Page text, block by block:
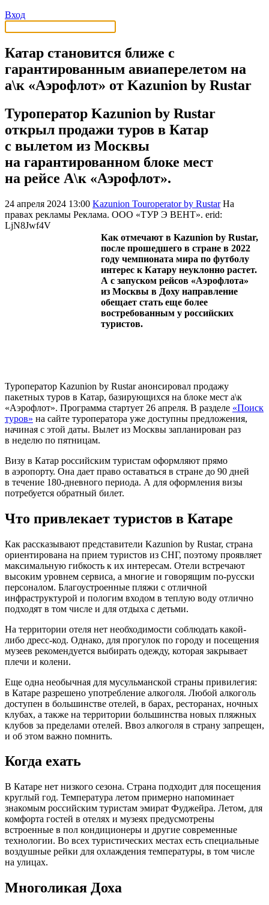
Вход
Катар становится ближе с
гарантированным авиаперелетом на
а\к «Аэрофлот» от Kazunion by Rustar
Туроператор Kazunion by Rustar
открыл продажи туров в Катар
с вылетом из Москвы
на гарантированном блоке мест
на рейсе А\к «Аэрофлот».
24 апреля 2024 13:00 Kazunion Touroperator by Rustar На
правах рекламы Реклама. ООО «ТУР Э ВЕНТ». erid:
LjN8Jwf4V
Как отмечают в Kazunion by Rustar,
после прошедшего в стране в 2022
году чемпионата мира по футболу
интерес к Катару неуклонно растет.
А с запуском рейсов «Аэрофлота»
из Москвы в Доху направление
обещает стать еще более
востребованным у российских
туристов.
Туроператор Kazunion by Rustar анонсировал продажу
пакетных туров в Катар, базирующихся на блоке мест а\к
«Аэрофлот». Программа стартует 26 апреля. В разделе «Поиск
туров» на сайте туроператора уже доступны предложения,
начиная с этой даты. Вылет из Москвы запланирован раз
в неделю по пятницам.
Визу в Катар российским туристам оформляют прямо
в аэропорту. Она дает право оставаться в стране до 90 дней
в течение 180-дневного периода. А для оформления визы
потребуется обратный билет.
Что привлекает туристов в Катаре
Как рассказывают представители Kazunion by Rustar, страна
ориентирована на прием туристов из СНГ, поэтому проявляет
максимальную гибкость к их интересам. Отели встречают
высоким уровнем сервиса, а многие и говорящим по-русски
персоналом. Благоустроенные пляжи с отличной
инфраструктурой и пологим входом в теплую воду отлично
подходят в том числе и для отдыха с детьми.
На территории отеля нет необходимости соблюдать какой-
либо дресс-код. Однако, для прогулок по городу и посещения
музеев рекомендуется выбирать одежду, которая закрывает
плечи и колени.
Еще одна необычная для мусульманской страны привилегия:
в Катаре разрешено употребление алкоголя. Любой алкоголь
доступен в большинстве отелей, в барах, ресторанах, ночных
клубах, а также на территории большинства новых пляжных
клубов за пределами отелей. Ввоз алкоголя в страну запрещен,
и об этом важно помнить.
Когда ехать
В Катаре нет низкого сезона. Страна подходит для посещения
круглый год. Температура летом примерно напоминает
знакомым российским туристам эмират Фуджейра. Летом, для
комфорта гостей в отелях и музеях предусмотрены
встроенные в пол кондиционеры и другие современные
технологии. Во всех туристических местах есть специальные
воздушные рейки для охлаждения температуры, в том числе
на улицах.
Многоликая Доха